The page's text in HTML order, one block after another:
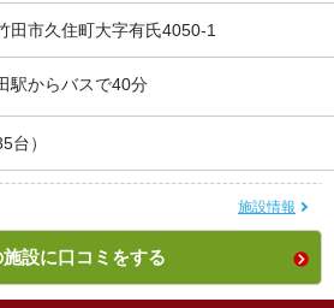
田市久住町大字有氏4050-1
駅からバスで40分
台）
施設情報
施設に口コミをする